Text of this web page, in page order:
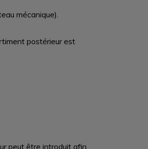
mécanique).
postérieur est
peut être introduit afin